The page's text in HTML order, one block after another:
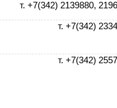
т. +7(342) 2139880,
т. +7(342)
т. +7(342)